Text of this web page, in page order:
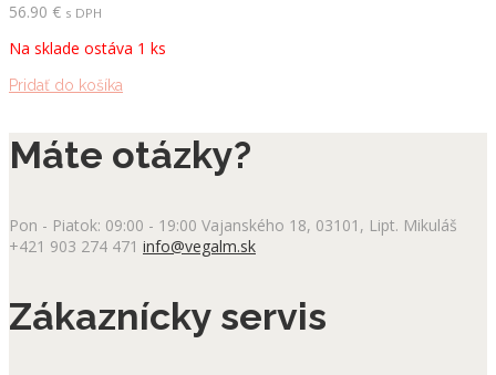
56.90 € s DPH
Na sklade ostáva 1 ks
Pridať do košíka
Máte otázky?
Pon - Piatok: 09:00 - 19:00 Vajanského 18, 03101, Lipt. Mikuláš
+421 903 274 471 info@vegalm.sk
Zákaznícky servis